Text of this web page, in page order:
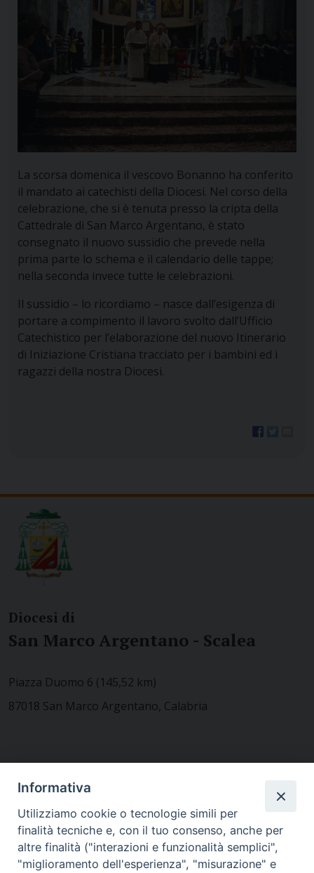
La scorsa domenica il vescovo Bonanno ha conferito
il mandato ai catechisti della Diocesi. Nel corso della
celebrazione, che si è tenuta presso la cripta della
Cattedrale di San Marco Argentano, è stato
consegnato il nuovo sussidio che prevede nella
prima parte lo schema e il calendario delle tappe;
nella seconda invece tutte le celebrazioni.
Il sussidio – lo ricordiamo – nasce dall’esigenza di
portare a compimento il lavoro svolto dall’Ufficio
Catechistico per l’elaborazione del nuovo Itinerario
di Iniziazione Cristiana tracciato per i bambini ed i
ragazzi della nostra Diocesi.
Diocesi di
San Marco Argentano - Scalea
Piazza Duomo 6 (145,52 km)
87018 San Marco Argentano, Calabria
MODULISTICA
Informativa
Utilizziamo cookie o tecnologie simili per
finalità tecniche e, con il tuo consenso, anche per
altre finalità ("interazioni e funzionalità semplici",
"miglioramento dell'esperienza", "misurazione" e